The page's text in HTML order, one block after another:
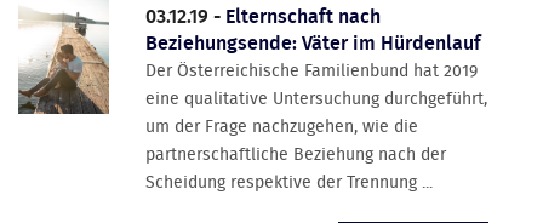
03.12.19 - Elternschaft nach
Beziehungsende: Väter im Hürdenlauf
Der Österreichische Familienbund hat 2019
eine qualitative Untersuchung durchgeführt,
um der Frage nachzugehen, wie die
partnerschaftliche Beziehung nach der
Scheidung respektive der Trennung ...